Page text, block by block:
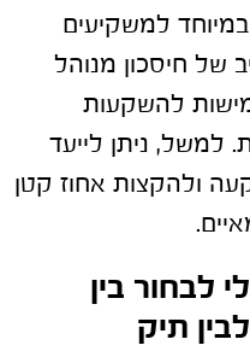
למשקיעים
של חיסכון מנוהל
להשקעות
למשל, ניתן לייעד
ולהקצות אחוז קטן
לבחור בין
תיק